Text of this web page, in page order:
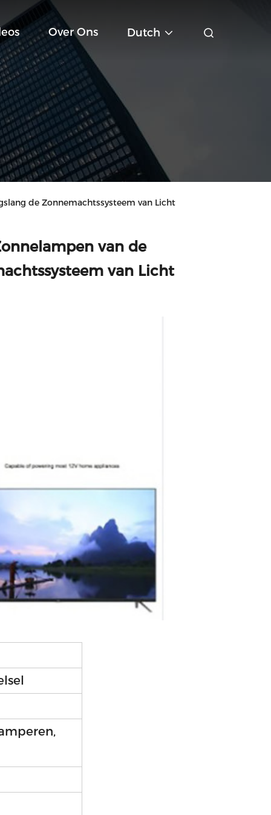
Over Ons Dutch
de Zonnemachtssysteem van Licht
van de
van Licht